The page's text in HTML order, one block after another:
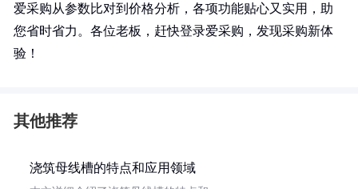
爱采购从参数比对到价格分析，各项功能贴心又实用，助
您省时省力。各位老板，赶快登录爱采购，发现采购新体
验！
其他推荐
浇筑母线槽的特点和应用领域